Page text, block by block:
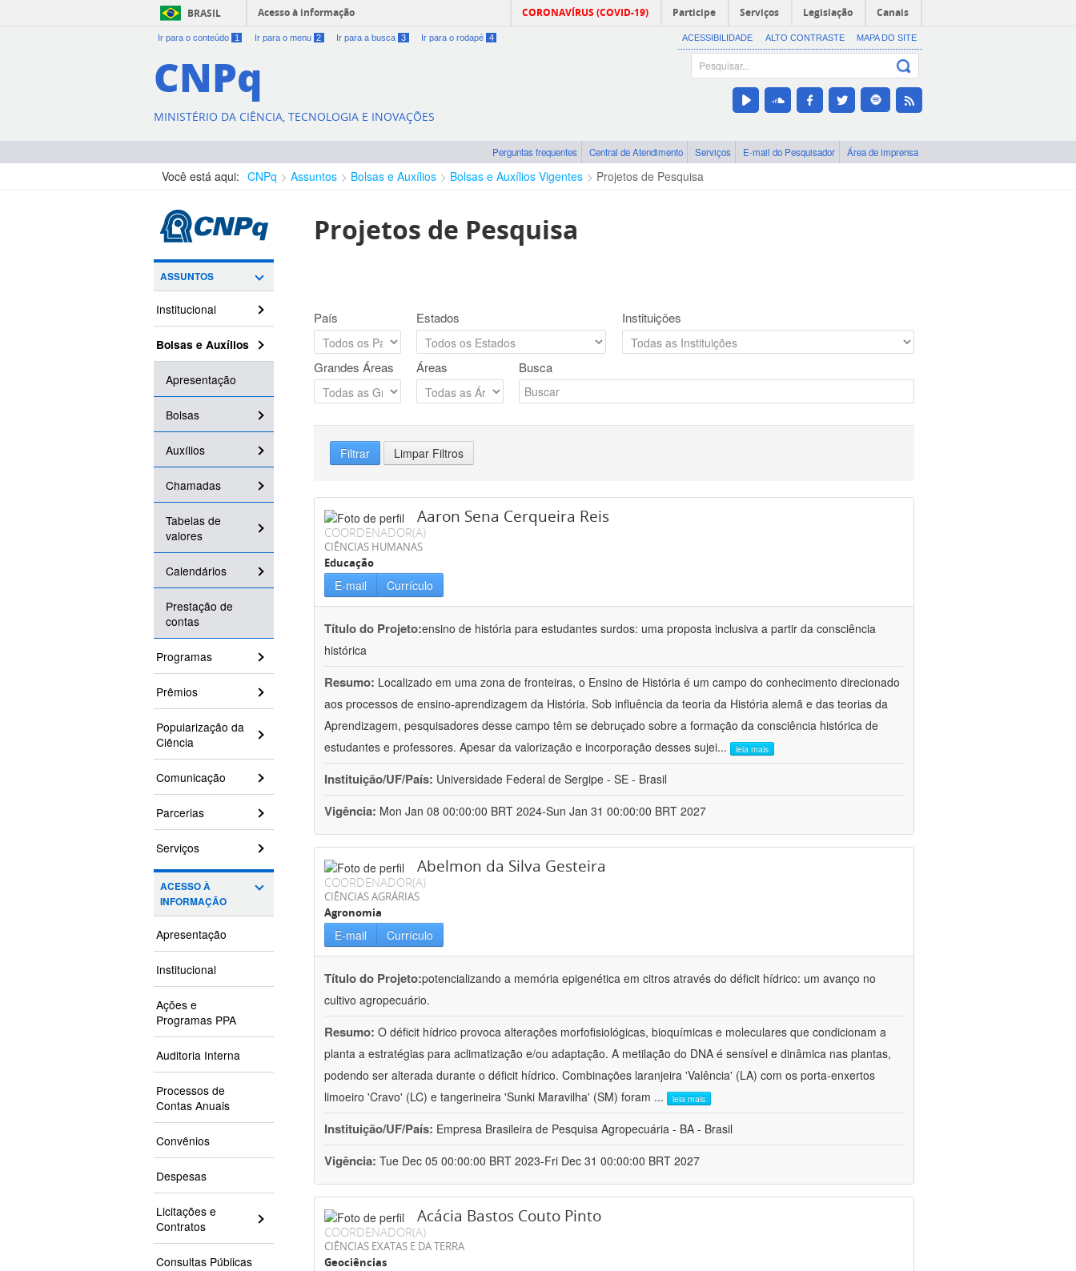
BRASIL Acesso à informação CORONAVÍRUS (COVID-19) Participe Serviços Legislação Canais
Ir para o conteúdo 1 Ir para o menu 2 Ir para a busca 3 Ir para o rodapé 4 ACESSIBILIDADE ALTO CONTRASTE MAPA DO SITE
CNPq
MINISTÉRIO DA CIÊNCIA, TECNOLOGIA E INOVAÇÕES
Perguntas frequentes Central de Atendimento Serviços E-mail do Pesquisador Área de imprensa
Você está aqui: CNPq Assuntos Bolsas e Auxílios Bolsas e Auxílios Vigentes Projetos de Pesquisa
ASSUNTOS
Institucional
Bolsas e Auxílios
Apresentação
Bolsas
Auxílios
Chamadas
Tabelas de
valores
Calendários
Prestação de
contas
Programas
Prêmios
Popularização da
Ciência
Comunicação
Parcerias
Serviços
ACESSO À
INFORMAÇÃO
Apresentação
Institucional
Ações e
Programas PPA
Auditoria Interna
Processos de
Contas Anuais
Convênios
Despesas
Licitações e
Contratos
Consultas Públicas
Projetos de Pesquisa
País Estados Instituições
Grandes Áreas Áreas Busca
Filtrar Limpar Filtros
Aaron Sena Cerqueira Reis
COORDENADOR(A)
CIÊNCIAS HUMANAS
Educação
E-mail Currículo
Título do Projeto:ensino de história para estudantes surdos: uma proposta inclusiva a partir da consciência
histórica
Resumo: Localizado em uma zona de fronteiras, o Ensino de História é um campo do conhecimento direcionado
aos processos de ensino-aprendizagem da História. Sob influência da teoria da História alemã e das teorias da
Aprendizagem, pesquisadores desse campo têm se debruçado sobre a formação da consciência histórica de
estudantes e professores. Apesar da valorização e incorporação desses sujei... leia mais
Instituição/UF/País: Universidade Federal de Sergipe - SE - Brasil
Vigência: Mon Jan 08 00:00:00 BRT 2024-Sun Jan 31 00:00:00 BRT 2027
Abelmon da Silva Gesteira
COORDENADOR(A)
CIÊNCIAS AGRÁRIAS
Agronomia
E-mail Currículo
Título do Projeto:potencializando a memória epigenética em citros através do déficit hídrico: um avanço no
cultivo agropecuário.
Resumo: O déficit hídrico provoca alterações morfofisiológicas, bioquímicas e moleculares que condicionam a
planta a estratégias para aclimatização e/ou adaptação. A metilação do DNA é sensível e dinâmica nas plantas,
podendo ser alterada durante o déficit hídrico. Combinações laranjeira 'Valência' (LA) com os porta-enxertos
limoeiro 'Cravo' (LC) e tangerineira 'Sunki Maravilha' (SM) foram ... leia mais
Instituição/UF/País: Empresa Brasileira de Pesquisa Agropecuária - BA - Brasil
Vigência: Tue Dec 05 00:00:00 BRT 2023-Fri Dec 31 00:00:00 BRT 2027
Acácia Bastos Couto Pinto
COORDENADOR(A)
CIÊNCIAS EXATAS E DA TERRA
Geociências